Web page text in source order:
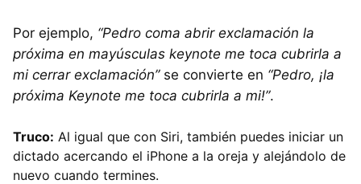
Por ejemplo, “Pedro coma abrir exclamación la
próxima en mayúsculas keynote me toca cubrirla a
mi cerrar exclamación”se convierte en “Pedro, ¡la
próxima Keynote me toca cubrirla a mi!”.
Truco: Al igual que con Siri, también puedes iniciar un
dictado acercando el iPhone a la oreja y alejándolo de
nuevo cuando termines.